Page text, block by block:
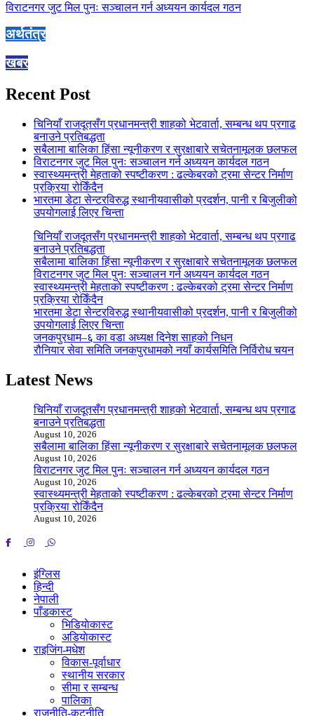
विराटनगर जुट मिल पुनः सञ्चालन गर्न अध्ययन कार्यदल गठन
अर्थतंत्र
खबर
Recent Post
चिनियाँ राजदूतसँग प्रधानमन्त्री शाहको भेटवार्ता, सम्बन्ध थप प्रगाढ
बनाउने प्रतिबद्धता
सबैलामा बालिका हिंसा न्यूनीकरण र सुरक्षाबारे सचेतनामूलक छलफल
विराटनगर जुट मिल पुनः सञ्चालन गर्न अध्ययन कार्यदल गठन
स्वास्थ्यमन्त्री मेहताको स्पष्टीकरण : ढल्केबरको ट्रमा सेन्टर निर्माण
प्रक्रिया रोकिँदैन
भारतमा डेटा सेन्टरविरुद्ध स्थानीयवासीको प्रदर्शन, पानी र बिजुलीको
उपयोगलाई लिएर चिन्ता
चिनियाँ राजदूतसँग प्रधानमन्त्री शाहको भेटवार्ता, सम्बन्ध थप प्रगाढ
बनाउने प्रतिबद्धता
सबैलामा बालिका हिंसा न्यूनीकरण र सुरक्षाबारे सचेतनामूलक छलफल
विराटनगर जुट मिल पुनः सञ्चालन गर्न अध्ययन कार्यदल गठन
स्वास्थ्यमन्त्री मेहताको स्पष्टीकरण : ढल्केबरको ट्रमा सेन्टर निर्माण
प्रक्रिया रोकिँदैन
भारतमा डेटा सेन्टरविरुद्ध स्थानीयवासीको प्रदर्शन, पानी र बिजुलीको
उपयोगलाई लिएर चिन्ता
जनकपुरधाम–६ का वडा अध्यक्ष दिनेश साहको निधन
रौनियार सेवा समिति जनकपुरधामको नयाँ कार्यसमिति निर्विरोध चयन
Latest News
चिनियाँ राजदूतसँग प्रधानमन्त्री शाहको भेटवार्ता, सम्बन्ध थप प्रगाढ
बनाउने प्रतिबद्धता
August 10, 2026
सबैलामा बालिका हिंसा न्यूनीकरण र सुरक्षाबारे सचेतनामूलक छलफल
August 10, 2026
विराटनगर जुट मिल पुनः सञ्चालन गर्न अध्ययन कार्यदल गठन
August 10, 2026
स्वास्थ्यमन्त्री मेहताको स्पष्टीकरण : ढल्केबरको ट्रमा सेन्टर निर्माण
प्रक्रिया रोकिँदैन
August 10, 2026
इंग्लिस
हिन्दी
नेपाली
पाँडकास्ट
भिडियाेकास्ट
अडियाेकास्ट
राइजिंग-मधेश
विकास-पूर्वाधार
स्थानीय सरकार
सीमा र सम्बन्ध
पालिका
राजनीति-कुटनीति